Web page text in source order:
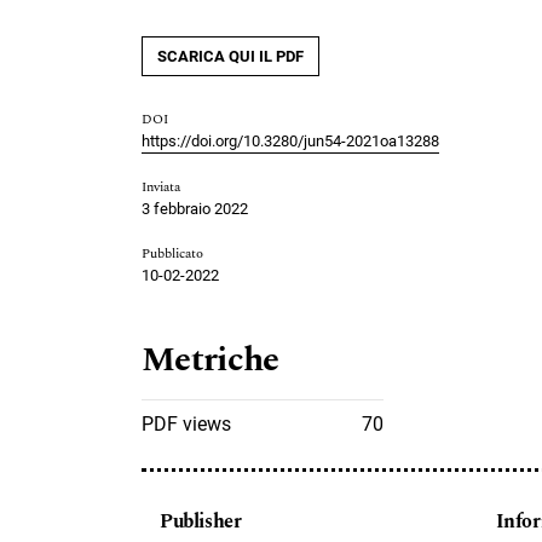
SCARICA QUI IL PDF
DOI
https://doi.org/10.3280/jun54-2021oa13288
Inviata
3 febbraio 2022
Pubblicato
10-02-2022
Metriche
PDF views 70
Publisher